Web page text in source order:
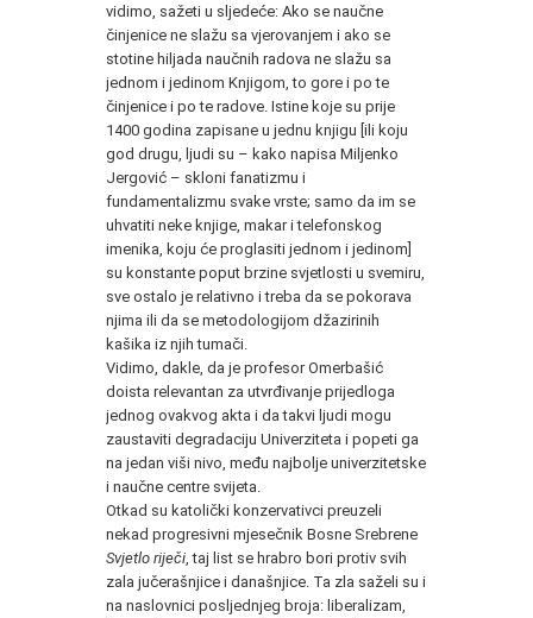
vidimo, sažeti u sljedeće: Ako se naučne
činjenice ne slažu sa vjerovanjem i ako se
stotine hiljada naučnih radova ne slažu sa
jednom i jedinom Knjigom, to gore i po te
činjenice i po te radove. Istine koje su prije
1400 godina zapisane u jednu knjigu [ili koju
god drugu, ljudi su – kako napisa Miljenko
Jergović – skloni fanatizmu i
fundamentalizmu svake vrste; samo da im se
uhvatiti neke knjige, makar i telefonskog
imenika, koju će proglasiti jednom i jedinom]
su konstante poput brzine svjetlosti u svemiru,
sve ostalo je relativno i treba da se pokorava
njima ili da se metodologijom džazirinih
kašika iz njih tumači.
Vidimo, dakle, da je profesor Omerbašić
doista relevantan za utvrđivanje prijedloga
jednog ovakvog akta i da takvi ljudi mogu
zaustaviti degradaciju Univerziteta i popeti ga
na jedan viši nivo, među najbolje univerzitetske
i naučne centre svijeta.
Otkad su katolički konzervativci preuzeli
nekad progresivni mjesečnik Bosne Srebrene
Svjetlo riječi , taj list se hrabro bori protiv svih
zala jučerašnjice i današnjice. Ta zla saželi su i
na naslovnici posljednjeg broja: liberalizam,